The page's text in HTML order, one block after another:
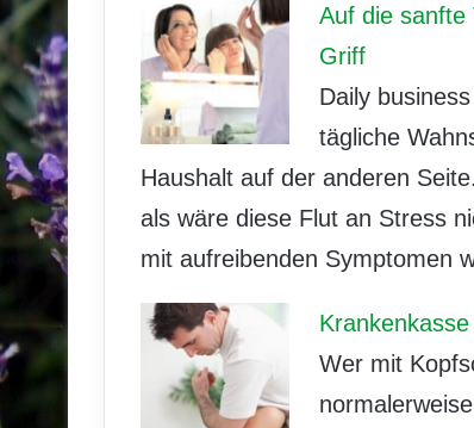
Auf die sanfte
Griff
Daily
tägliche
Haushalt auf der anderen
als wäre diese Flut an Stress
mit aufreibenden Symptomen
Wer mit